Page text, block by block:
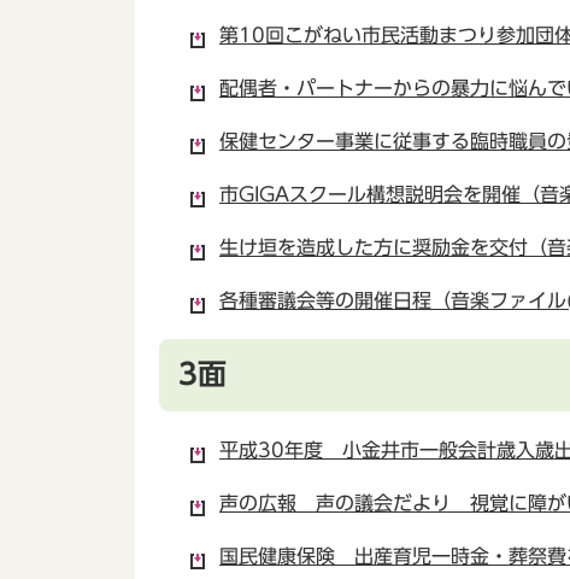
第10回こがねい市民活動まつり参加団
配偶者・パートナーからの暴力に悩ん
保健センター事業に従事する臨時職員
市GIGAスクール構想説明会を開催（
生け垣を造成した方に奨励金を交付（
各種審議会等の開催日程（音楽ファイ
3面
平成30年度 小金井市一般会計歳入歳
声の広報 声の議会だより 視覚に障が
国民健康保険 出産育児一時金・葬祭